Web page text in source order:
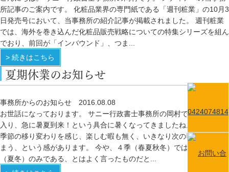
所記事のご案内です。 化粧品業界の専門紙である「週刊粧業」の10月3
日発売号において、当事務所の紹介記事が掲載されました。 週刊粧業
では、海外を巻き込んだ化粧品販売戦略についての特集シリーズを組ん
でおり、前回が「インバウンド」、つま...
> 続きはこちら
夏期休業のお知らせ
事務所からのお知らせ
2016.08.08
お世話になっております。 サニー行政書士事務所の岡村です。 ８月に
入り、急に暑夏到来！という具合に暑くなってきましたね。 最近は、
季節の移り変わりを感じ、楽しむ暇も無く、いきなり次の季節が来てし
まう、という感があります。 今や、４季（春夏秋冬）ではなく、２季
（夏冬）のみである、とはよく言ったものだと...